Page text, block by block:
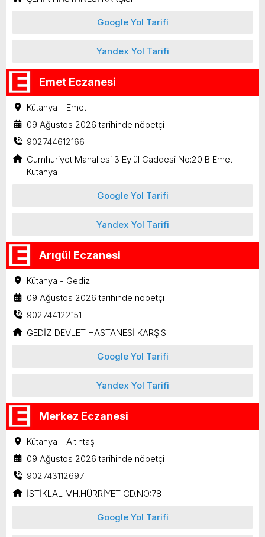
Google Yol Tarifi
Yandex Yol Tarifi
Emet Eczanesi
Kütahya - Emet
09 Ağustos 2026 tarihinde nöbetçi
902744612166
Cumhuriyet Mahallesi 3 Eylül Caddesi No:20 B Emet
Kütahya
Google Yol Tarifi
Yandex Yol Tarifi
Arıgül Eczanesi
Kütahya - Gediz
09 Ağustos 2026 tarihinde nöbetçi
902744122151
GEDİZ DEVLET HASTANESİ KARŞISI
Google Yol Tarifi
Yandex Yol Tarifi
Merkez Eczanesi
Kütahya - Altıntaş
09 Ağustos 2026 tarihinde nöbetçi
902743112697
İSTİKLAL MH.HÜRRİYET CD.NO:78
Google Yol Tarifi